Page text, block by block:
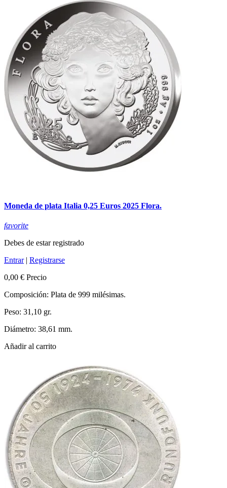
Moneda de plata Italia 0,25 Euros 2025 Flora.
favorite
Debes de estar registrado
Entrar| Registrarse
0,00 € Precio
Composición: Plata de 999 milésimas.
Peso: 31,10 gr.
Diámetro: 38,61 mm.
Añadir al carrito